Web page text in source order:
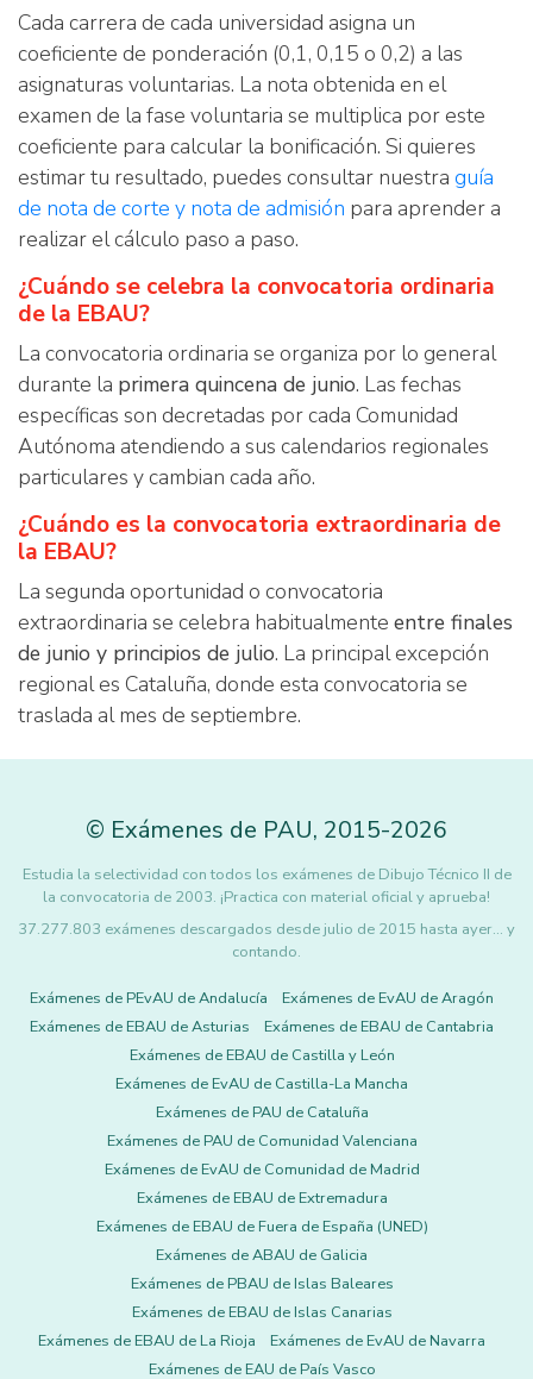
Cada carrera de cada universidad asigna un
coeficiente de ponderación (0,1, 0,15 o 0,2) a las
asignaturas voluntarias. La nota obtenida en el
examen de la fase voluntaria se multiplica por este
coeficiente para calcular la bonificación. Si quieres
estimar tu resultado, puedes consultar nuestra guía
de nota de corte y nota de admisión para aprender a
realizar el cálculo paso a paso.
¿Cuándo se celebra la convocatoria ordinaria
de la EBAU?
La convocatoria ordinaria se organiza por lo general
durante la primera quincena de junio. Las fechas
específicas son decretadas por cada Comunidad
Autónoma atendiendo a sus calendarios regionales
particulares y cambian cada año.
¿Cuándo es la convocatoria extraordinaria de
la EBAU?
La segunda oportunidad o convocatoria
extraordinaria se celebra habitualmente entre finales
de junio y principios de julio. La principal excepción
regional es Cataluña, donde esta convocatoria se
traslada al mes de septiembre.
© Exámenes de PAU, 2015-2026
Estudia la selectividad con todos los exámenes de Dibujo Técnico II de
la convocatoria de 2003. ¡Practica con material oficial y aprueba!
37.277.803 exámenes descargados desde julio de 2015 hasta ayer... y
contando.
Exámenes de PEvAU de Andalucía
Exámenes de EvAU de Aragón
Exámenes de EBAU de Asturias
Exámenes de EBAU de Cantabria
Exámenes de EBAU de Castilla y León
Exámenes de EvAU de Castilla-La Mancha
Exámenes de PAU de Cataluña
Exámenes de PAU de Comunidad Valenciana
Exámenes de EvAU de Comunidad de Madrid
Exámenes de EBAU de Extremadura
Exámenes de EBAU de Fuera de España (UNED)
Exámenes de ABAU de Galicia
Exámenes de PBAU de Islas Baleares
Exámenes de EBAU de Islas Canarias
Exámenes de EBAU de La Rioja
Exámenes de EvAU de Navarra
Exámenes de EAU de País Vasco